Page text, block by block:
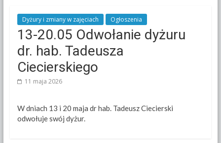
Dyżury i zmiany w zajęciach Ogłoszenia
13-20.05 Odwołanie dyżuru
dr. hab. Tadeusza
Ciecierskiego
11 maja 2026
W dniach 13 i 20 maja dr hab. Tadeusz Ciecierski
odwołuje swój dyżur.